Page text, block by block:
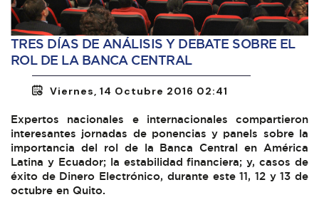
TRES DÍAS DE ANÁLISIS Y DEBATE SOBRE EL
ROL DE LA BANCA CENTRAL
Viernes, 14 Octubre 2016 02:41
Expertos nacionales e internacionales compartieron
interesantes jornadas de ponencias y panels sobre la
importancia del rol de la Banca Central en América
Latina y Ecuador; la estabilidad financiera; y, casos de
éxito de Dinero Electrónico, durante este 11, 12 y 13 de
octubre en Quito.